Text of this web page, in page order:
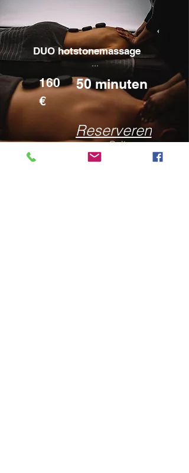
DUO hotstonemassage
...
160
€
50 minuten
Reserveren
Online